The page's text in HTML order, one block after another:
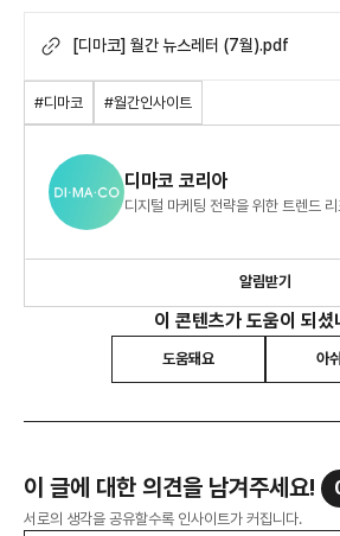
[디마코] 월간 뉴스레터 (7월).pdf
#디마코 #월간인사이트
디마코 코리아
디지털 마케팅 전략을 위한 트렌드 리
알림받기
이 콘텐츠가 도움이 되셨
도움돼요 아
이 글에 대한 의견을 남겨주세요!
서로의 생각을 공유할수록 인사이트가 커집니다.